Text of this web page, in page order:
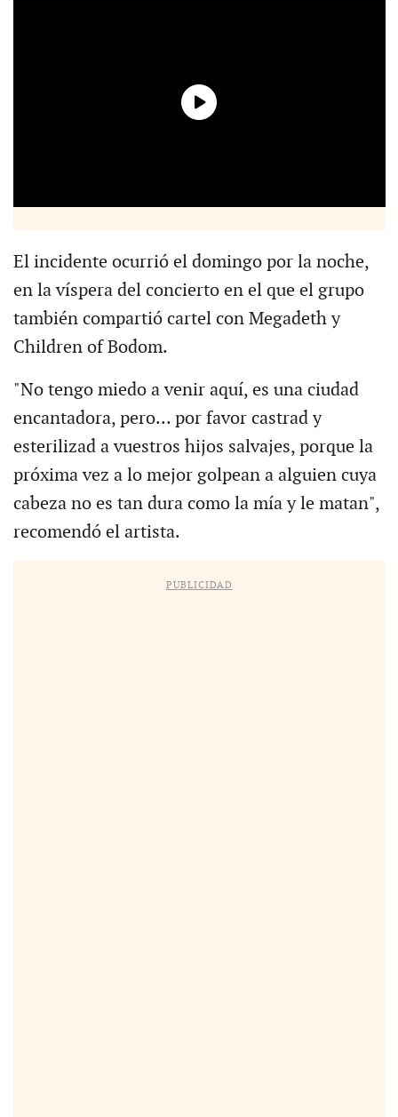
El incidente ocurrió el domingo por la noche,
en la víspera del concierto en el que el grupo
también compartió cartel con Megadeth y
Children of Bodom.
"No tengo miedo a venir aquí, es una ciudad
encantadora, pero... por favor castrad y
esterilizad a vuestros hijos salvajes, porque la
próxima vez a lo mejor golpean a alguien cuya
cabeza no es tan dura como la mía y le matan",
recomendó el artista.
PUBLICIDAD